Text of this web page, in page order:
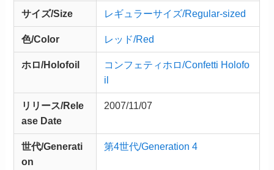
サイズ/Size レギュラーサイズ/Regular-sized
色/Color レッド/Red
ホロ/Holofoil
コンフェティホロ/Confetti Holofo
il
リリース/Rele
ase Date
2007/11/07
世代/Generati
on
第4世代/Generation 4